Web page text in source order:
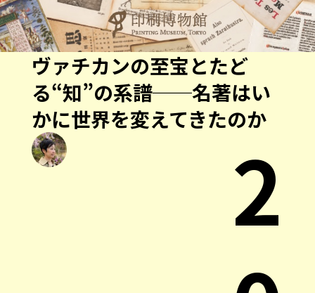
ヴァチカンの至宝とたど
る“知”の系譜──名著はい
かに世界を変えてきたのか
2